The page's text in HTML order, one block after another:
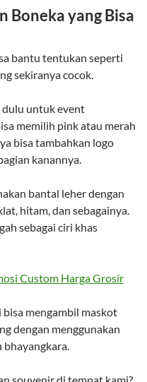
Boneka yang Bisa
bantu tentukan seperti
sekiranya cocok.
dulu untuk event
memilih pink atau merah
bisa tambahkan logo
kanannya.
bantal leher dengan
hitam, dan sebagainya.
sebagai ciri khas
Custom Harga Grosir
mengambil maskot
dengan menggunakan